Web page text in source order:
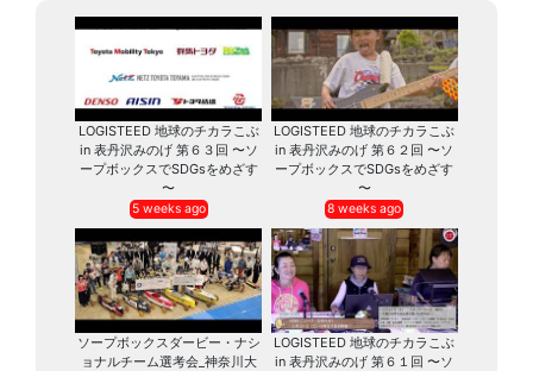
LOGISTEED 地球のチカラこぶ
in 表丹沢みのげ 第６３回 〜ソ
ープボックスでSDGsをめざす
〜
5 weeks ago
LOGISTEED 地球のチカラこぶ
in 表丹沢みのげ 第６２回 〜ソ
ープボックスでSDGsをめざす
〜
8 weeks ago
ソープボックスダービー・ナシ
ョナルチーム選考会_神奈川大
LOGISTEED 地球のチカラこぶ
in 表丹沢みのげ 第６１回 〜ソ